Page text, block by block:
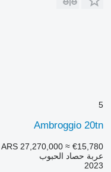
5
Ambroggio 20tn
ARS 27,270,000 ≈ €15,780
عربة حصاد الحبوب
2023